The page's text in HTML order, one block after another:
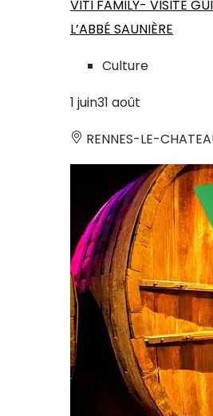
VITI FAMILY- VISITE
L’ABBÉ SAUNIÈRE
Culture
1 juin31 août
RENNES-LE-